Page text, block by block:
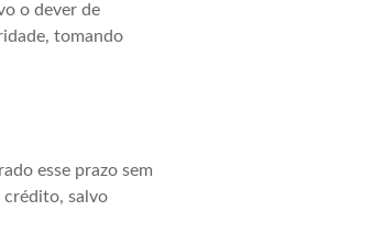
o dever de
tomando
esse prazo sem
crédito, salvo